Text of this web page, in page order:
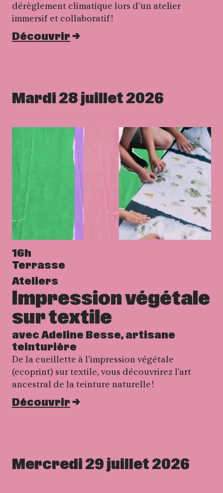
dérèglement climatique lors d'un atelier
immersif et collaboratif !
Découvrir
Mardi 28 juillet 2026
Impression végétale
sur textile
avec Adeline Besse, artisane
teinturière
16h
Terrasse
De la cueillette à l'impression végétale
(ecoprint) sur textile, vous découvrirez l'art
ancestral de la teinture naturelle !
Ateliers
Découvrir
Mercredi 29 juillet 2026